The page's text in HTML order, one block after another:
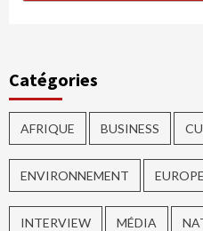
Catégories
AFRIQUE BUSINESS
ENVIRONNEMENT EUROPE
INTERVIEW MÉDIA